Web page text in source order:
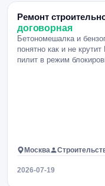
Ремонт
договорная
Бетономешалка и
понятно как и не
пилит в режим
Москва
2026-07-19